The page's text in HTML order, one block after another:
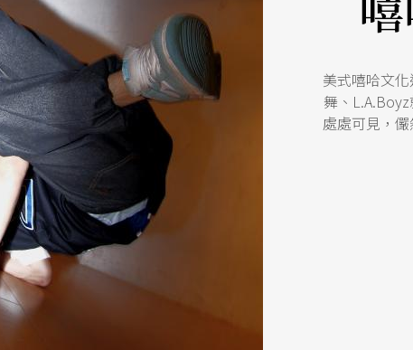
美式嘻哈文
舞、
處處可見，